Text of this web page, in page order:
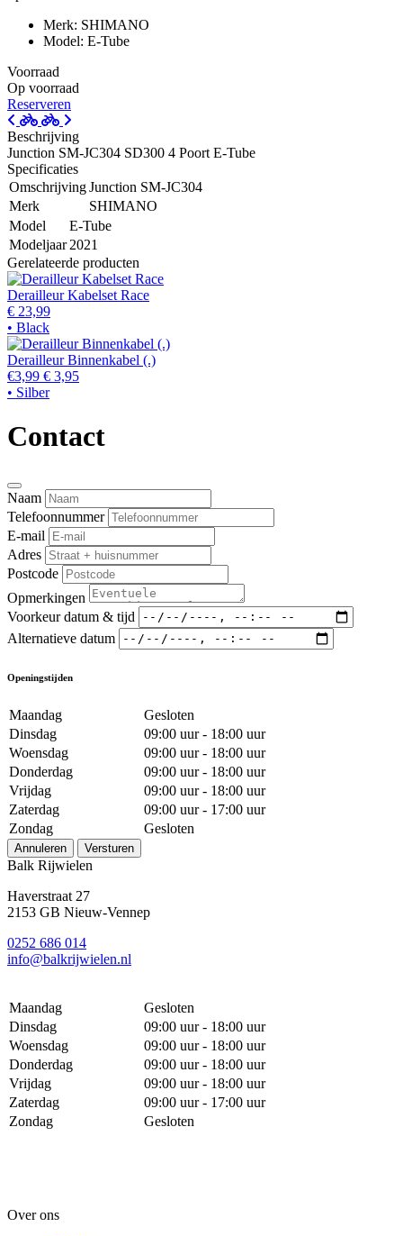
Merk: SHIMANO
Model: E-Tube
Voorraad
Op voorraad
Reserveren
Beschrijving
Junction SM-JC304 SD300 4 Poort E-Tube
Specificaties
OmschrijvingJunction SM-JC304
Merk
SHIMANO
Model
E-Tube
Modeljaar 2021
Gerelateerde producten
Derailleur Kabelset Race
€ 23,99
• Black
Derailleur Binnenkabel (.)
€3,99 € 3,95
• Silber
Contact
Naam
Telefoonnummer
E-mail
Adres
Postcode
Opmerkingen
Voorkeur datum & tijd
Alternatieve datum
Openingstijden
Maandag
Gesloten
Dinsdag
09:00 uur - 18:00 uur
Woensdag
09:00 uur - 18:00 uur
Donderdag
09:00 uur - 18:00 uur
Vrijdag
09:00 uur - 18:00 uur
Zaterdag
09:00 uur - 17:00 uur
Zondag
Gesloten
Annuleren Versturen
Balk Rijwielen
Haverstraat 27
2153 GB Nieuw-Vennep
0252 686 014
info@balkrijwielen.nl
Maandag
Gesloten
Dinsdag
09:00 uur - 18:00 uur
Woensdag
09:00 uur - 18:00 uur
Donderdag
09:00 uur - 18:00 uur
Vrijdag
09:00 uur - 18:00 uur
Zaterdag
09:00 uur - 17:00 uur
Zondag
Gesloten
Over ons